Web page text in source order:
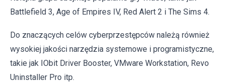
Battlefield 3, Age of Empires IV, Red Alert 2 i The Sims 4.
Do znaczących celów cyberprzestępców należą również
wysokiej jakości narzędzia systemowe i programistyczne,
takie jak IObit Driver Booster, VMware Workstation, Revo
Uninstaller Pro itp.